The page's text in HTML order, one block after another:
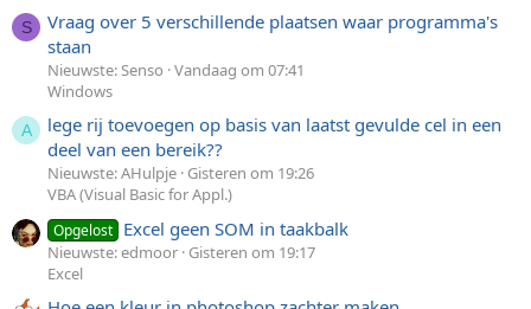
S
Vraag over 5 verschillende plaatsen waar programma's
staan
Nieuwste: Senso Vandaag om 07:41
Windows
A
lege rij toevoegen op basis van laatst gevulde cel in een
deel van een bereik??
Nieuwste: AHulpje Gisteren om 19:26
VBA (Visual Basic for Appl.)
Opgelost Excel geen SOM in taakbalk
Nieuwste: edmoor Gisteren om 19:17
Excel